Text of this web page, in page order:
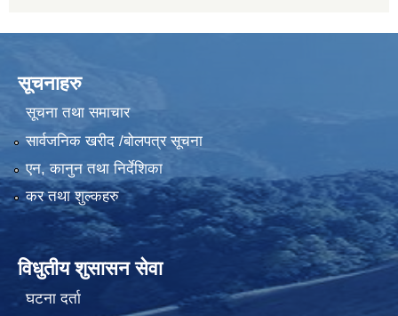
सूचनाहरु
सूचना तथा समाचार
सार्वजनिक खरीद /बोलपत्र सूचना
एन, कानुन तथा निर्देशिका
कर तथा शुल्कहरु
विधुतीय शुसासन सेवा
घटना दर्ता